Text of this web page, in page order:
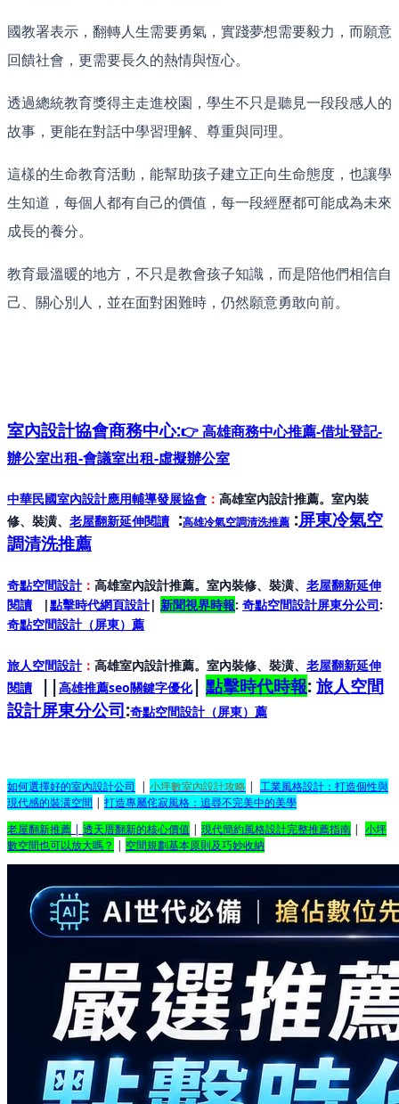
國教署表示，翻轉人生需要勇氣，實踐夢想需要毅力，而願意
回饋社會，更需要長久的熱情與恆心。
透過總統教育獎得主走進校園，學生不只是聽見一段段感人的
故事，更能在對話中學習理解、尊重與同理。
這樣的生命教育活動，能幫助孩子建立正向生命態度，也讓學
生知道，每個人都有自己的價值，每一段經歷都可能成為未來
成長的養分。
教育最溫暖的地方，不只是教會孩子知識，而是陪他們相信自
己、關心別人，並在面對困難時，仍然願意勇敢向前。
室內設計協會商務中心:👉 高雄商務中心推薦-借址登記-
辦公室出租-會議室出租-虛擬辦公室
中華民國室內設計應用輔導發展協會 ： 高雄室內設計推薦。室內裝
修、裝潢、 老屋翻新延伸閱讀 :高雄冷氣空調清洗推薦 :屏東冷氣空
調清洗推薦
奇點空間設計： 高雄室內設計推薦。室內裝修、裝潢、 老屋翻新延伸
閱讀 |點擊時代網頁設計| 新聞視界時報: 奇點空間設計屏東分公司:
奇點空間設計（屏東） 薦
旅人空間設計： 高雄室內設計推薦。室內裝修、裝潢、 老屋翻新延伸
閱讀
||高雄推薦seo關鍵字優化| 點擊時代時報: 旅人空間
設計屏東分公司:奇點空間設計（屏東） 薦
如何選擇好的室內設計公司 | 小坪數室內設計攻略 | 工業風格設計：打造個性與
現代感的裝潢空間 | 打造專屬侘寂風格：追尋不完美中的美學
老屋翻新推薦 | 透天厝翻新的核心價值 | 現代簡約風格設計完整推薦指南 | 小坪
數空間也可以放大嗎？ | 空間規劃基本原則及巧妙收納